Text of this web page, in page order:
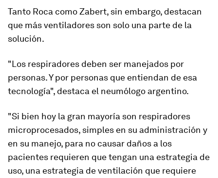
Tanto Roca como Zabert, sin embargo, destacan
que más ventiladores son solo una parte de la
solución.
"Los respiradores deben ser manejados por
personas. Y por personas que entiendan de esa
tecnología", destaca el neumólogo argentino.
"Si bien hoy la gran mayoría son respiradores
microprocesados, simples en su administración y
en su manejo, para no causar daños a los
pacientes requieren que tengan una estrategia de
uso, una estrategia de ventilación que requiere